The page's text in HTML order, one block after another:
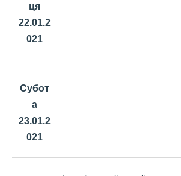
ця
22.01.2
021
Субот
а
23.01.2
021